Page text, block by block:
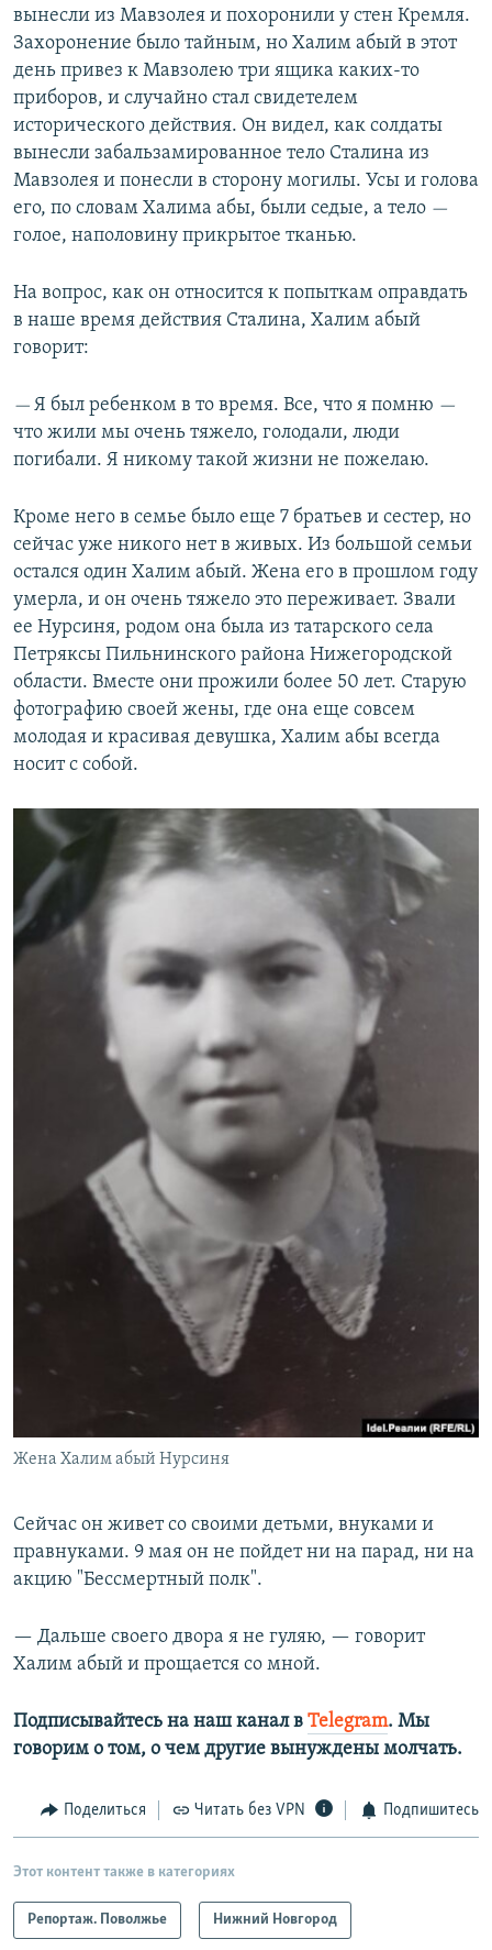
вынесли из Мавзолея и похоронили у стен Кремля.
Захоронение было тайным, но Халим абый в этот
день привез к Мавзолею три ящика каких-то
приборов, и случайно стал свидетелем
исторического действия. Он видел, как солдаты
вынесли забальзамированное тело Сталина из
Мавзолея и понесли в сторону могилы. Усы и голова
его, по словам Халима абы, были седые, а тело —
голое, наполовину прикрытое тканью.
На вопрос, как он относится к попыткам оправдать
в наше время действия Сталина, Халим абый
говорит:
— Я был ребенком в то время. Все, что я помню —
что жили мы очень тяжело, голодали, люди
погибали. Я никому такой жизни не пожелаю.
Кроме него в семье было еще 7 братьев и сестер, но
сейчас уже никого нет в живых. Из большой семьи
остался один Халим абый. Жена его в прошлом году
умерла, и он очень тяжело это переживает. Звали
ее Нурсиня, родом она была из татарского села
Петряксы Пильнинского района Нижегородской
области. Вместе они прожили более 50 лет. Старую
фотографию своей жены, где она еще совсем
молодая и красивая девушка, Халим абы всегда
носит с собой.
Жена Халим абый Нурсиня
Сейчас он живет со своими детьми, внуками и
правнуками. 9 мая он не пойдет ни на парад, ни на
акцию "Бессмертный полк".
— Дальше своего двора я не гуляю, — говорит
Халим абый и прощается со мной.
Подписывайтесь на наш канал в Telegram. Мы
говорим о том, о чем другие вынуждены молчать.
Поделиться Читать без VPN Подпишитесь
Этот контент также в категориях
Репортаж. Поволжье Нижний Новгород